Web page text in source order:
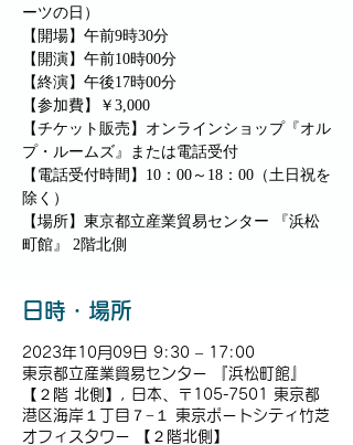
ーツの日）
【開場】午前9時30分
【開演】午前10時00分
【終演】午後17時00分
【参加費】￥3,000
【チケット販売】オンラインショップ『オル
プ・ルームズ』または電話受付
【電話受付時間】10：00～18：00（土日祝を
除く）
【場所】東京都立産業貿易センター 『浜松
町館』 2階北側
日時・場所
2023年10月09日 9:30 – 17:00
東京都立産業貿易センター 『浜松町館』
【２階 北側】, 日本、〒105-7501 東京都
港区海岸１丁目７−１ 東京ポートシティ竹芝
オフィスタワー 【２階北側】